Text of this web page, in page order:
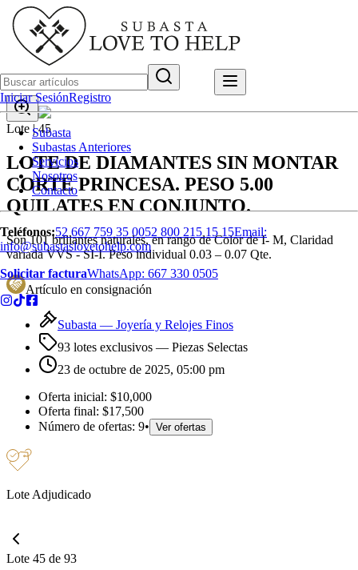
Iniciar SesiónRegistro
Subasta
Subastas Anteriores
Servicios
Nosotros
Contacto
Teléfonos:52 667 759 35 0052 800 215 15 15Email:
info@subastaslovetohelp.com
Solicitar facturaWhatsApp: 667 330 0505
Lote |45
LOTE DE DIAMANTES SIN MONTAR
CORTE PRINCESA. PESO 5.00
QUILATES EN CONJUNTO.
Son 101 brillantes naturales, en rango de Color de I- M, Claridad
variada VVS - SI-I. Peso individual 0.03 – 0.07 Qte.
Artículo en consignación
Subasta — Joyería y Relojes Finos
93 lotes exclusivos — Piezas Selectas
23 de octubre de 2025, 05:00 pm
Oferta inicial: $10,000
Oferta final: $17,500
Número de ofertas: 9• Ver ofertas
Lote Adjudicado
Lote 45 de 93